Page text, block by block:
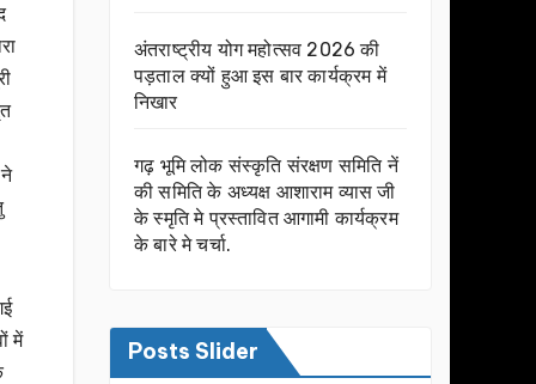
में
अंतराष्ट्रीय योग महोत्सव 2026 की
पड़ताल क्यों हुआ इस बार कार्यक्रम में
निखार
गढ़ भूमि लोक संस्कृति संरक्षण समिति नें
की समिति के अध्यक्ष आशाराम व्यास जी
के स्मृति मे प्रस्तावित आगामी कार्यक्रम
के बारे मे चर्चा.
Posts Slider